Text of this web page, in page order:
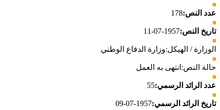
عدد النص:178
تاريخ النص:1957-07-11
الوزارة / الهيكل:وزارة الدفاع الوطني
حالة النص: انتهى به العمل
عدد الرائد الرسمي:55
تاريخ الرائد الرسمي:1957-07-09